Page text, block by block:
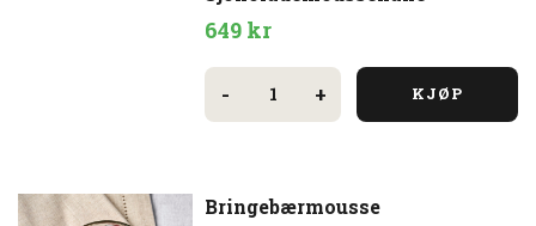
649 kr
-
Sjokolademoussekake
antall + KJØP
Bringebærmousse